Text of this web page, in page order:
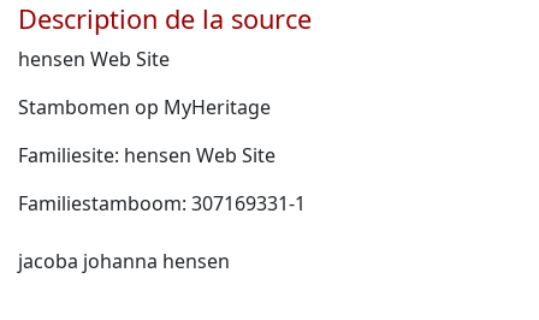
Description de la source
hensen Web Site
Stambomen op MyHeritage
Familiesite: hensen Web Site
Familiestamboom: 307169331-1
jacoba johanna hensen